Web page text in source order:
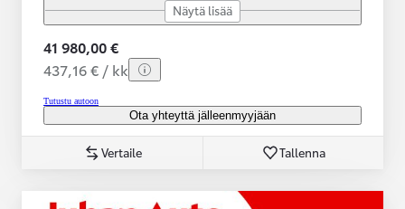
Näytä lisää
41 980,00 €
437,16 € / kk
Tutustu autoon
Ota yhteyttä jälleenmyyjään
Vertaile Tallenna